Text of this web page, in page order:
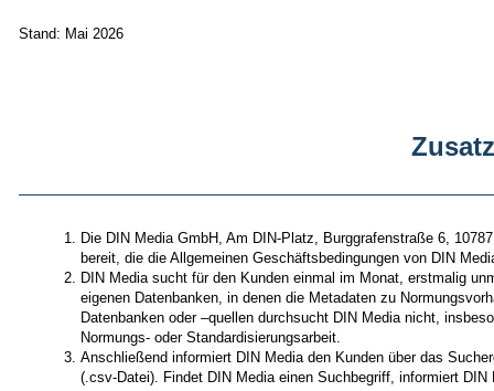
Stand: Mai 2026
Die DIN Media GmbH, Am DIN-Platz, Burggrafenstraße 6,
bereit, die die Allgemeinen Geschäftsbedingungen von DIN
DIN Media sucht für den Kunden einmal im Monat, erstmalig
eigenen Datenbanken, in denen die Metadaten zu
Datenbanken oder –quellen durchsucht DIN Media nicht,
Normungs- oder Standardisierungsarbeit.
Anschließend informiert DIN Media den Kunden über das
(.csv-Datei). Findet DIN Media einen Suchbegriff, informiert